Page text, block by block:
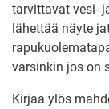
tarvittavat vesi-
lähettää näyte
varsinkin jos on
Kirjaa ylös